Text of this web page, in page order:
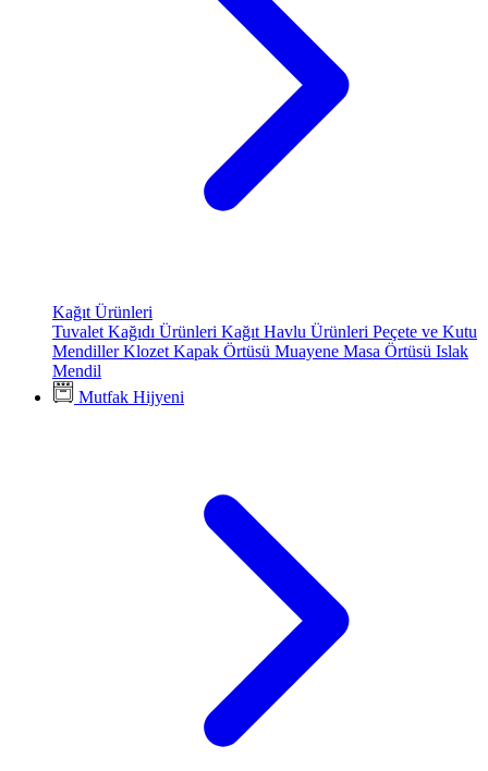
Kağıt Ürünleri
Tuvalet Kağıdı Ürünleri Kağıt Havlu Ürünleri Peçete ve Kutu
MendillerKlozet Kapak Örtüsü Muayene Masa Örtüsü Islak
Mendil
Mutfak Hijyeni